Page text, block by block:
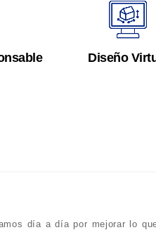
Diseño
día a día por mejorar lo